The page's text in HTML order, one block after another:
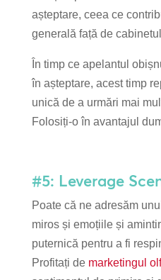
așteptare, ceea ce
generală față de
În timp ce apelantul
în așteptare, acest timp
unică de a urmări mai
Folosiți-o în avantajul
#5: Leverage
Poate că ne adresăm
miros și emoțiile și
puternică pentru a fi
Profitați de marketingul